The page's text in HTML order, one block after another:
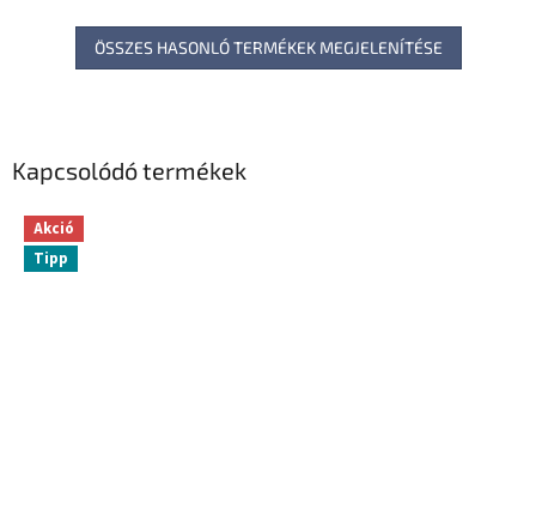
Kapcsolódó termékek
Akció
Tipp
ÖSSZES HASONLÓ TERMÉKEK MEGJELENÍTÉSE